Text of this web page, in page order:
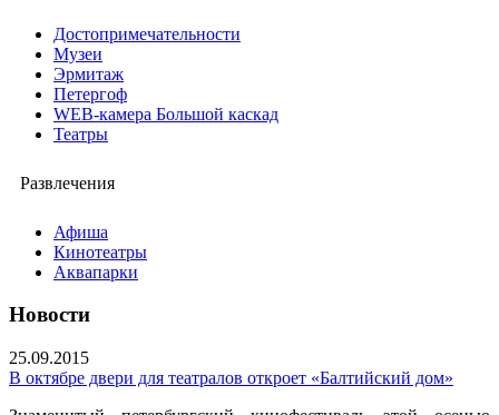
Достопримечательности
Музеи
Эрмитаж
Петергоф
WEB-камера Большой каскад
Театры
Развлечения
Афиша
Кинотеатры
Аквапарки
Новости
25.09.2015
В октябре двери для театралов откроет «Балтийский дом»